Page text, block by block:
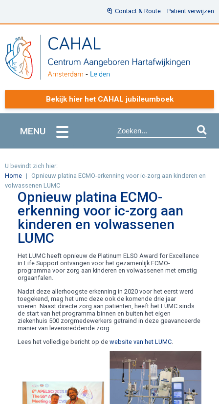
Contact & Route Patiënt verwijzen
Bekijk hier het CAHAL jubileumboek
MENU
U bevindt zich hier:
Home
Opnieuw platina ECMO-erkenning voor ic-zorg aan kinderen en
volwassenen LUMC
Opnieuw platina ECMO-
erkenning voor ic-zorg aan
kinderen en volwassenen
LUMC
Het LUMC heeft opnieuw de Platinum ELSO Award for Excellence
in Life Support ontvangen voor het gezamenlijk ECMO-
programma voor zorg aan kinderen en volwassenen met ernstig
orgaanfalen.
Nadat deze allerhoogste erkenning in 2020 voor het eerst werd
toegekend, mag het umc deze ook de komende drie jaar
voeren. Naast directe zorg aan patiënten, heeft het LUMC sinds
de start van het programma binnen en buiten het eigen
ziekenhuis 500 zorgmedewerkers getraind in deze geavanceerde
manier van levensreddende zorg.
Lees het volledige bericht op de website van het LUMC.